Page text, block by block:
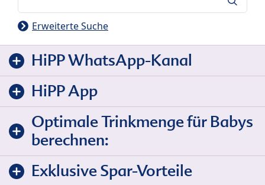
Erweiterte Suche
HiPP WhatsApp-Kanal
HiPP App
Optimale Trinkmenge für Babys
berechnen:
Exklusive Spar-Vorteile